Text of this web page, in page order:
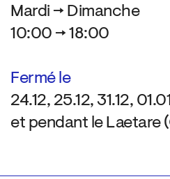
Mardi → Dimanche
10:00 → 18:00
Fermé le
24.12, 25.12, 31.12,
et pendant le Laetare